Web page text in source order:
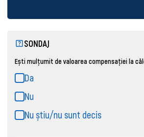
SONDAJ
Ești mulțumit de valoarea compensației la
Da
Nu
Nu știu/nu sunt decis